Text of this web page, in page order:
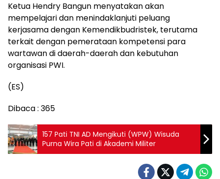
Ketua Hendry Bangun menyatakan akan
mempelajari dan menindaklanjuti peluang
kerjasama dengan Kemendikbudristek, terutama
terkait dengan pemerataan kompetensi para
wartawan di daerah-daerah dan kebutuhan
organisasi PWI.
(ES)
Dibaca : 365
157 Pati TNI AD Mengikuti (WPW) Wisuda
Purna Wira Pati di Akademi Militer